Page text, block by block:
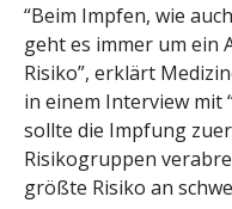
“Beim Impfen, wie
geht es immer um ein
Risiko”, erklärt
in einem Interview mit
sollte die Impfung
Risikogruppen
größte Risiko an